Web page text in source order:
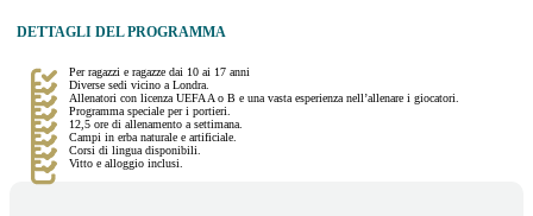
DETTAGLI DEL PROGRAMMA
Per ragazzi e ragazze dai 10 ai 17 anni
Diverse sedi vicino a Londra.
Allenatori con licenza UEFA A o B e una vasta esperienza nell’allenare i giocatori.
Programma speciale per i portieri.
12,5 ore di allenamento a settimana.
Campi in erba naturale e artificiale.
Corsi di lingua disponibili.
Vitto e alloggio inclusi.